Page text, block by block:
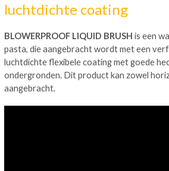
luchtdichte coating
BLOWERPROOF LIQUID BRUSH is een
pasta, die aangebracht wordt met een
luchtdichte flexibele coating met goede
ondergronden. Dit product kan zowel
aangebracht.